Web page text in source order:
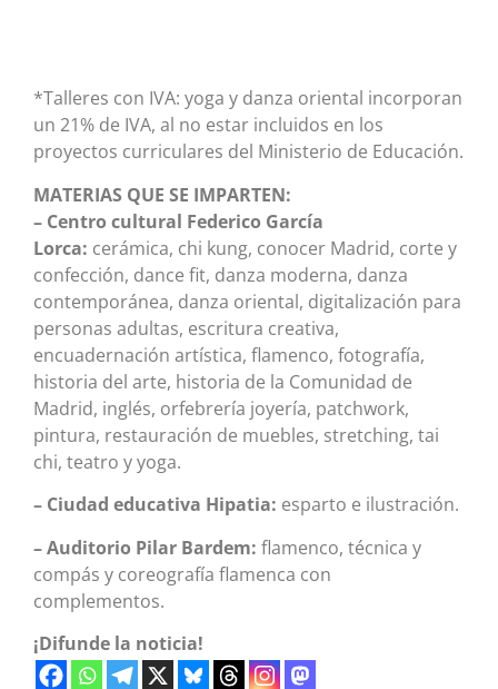
*Talleres con IVA: yoga y danza oriental incorporan
un 21% de IVA, al no estar incluidos en los
proyectos curriculares del Ministerio de Educación.
MATERIAS QUE SE IMPARTEN:
– Centro cultural Federico García
Lorca: cerámica, chi kung, conocer Madrid, corte y
confección, dance fit, danza moderna, danza
contemporánea, danza oriental, digitalización para
personas adultas, escritura creativa,
encuadernación artística, flamenco, fotografía,
historia del arte, historia de la Comunidad de
Madrid, inglés, orfebrería joyería, patchwork,
pintura, restauración de muebles, stretching, tai
chi, teatro y yoga.
– Ciudad educativa Hipatia: esparto e ilustración.
– Auditorio Pilar Bardem: flamenco, técnica y
compás y coreografía flamenca con
complementos.
¡Difunde la noticia!